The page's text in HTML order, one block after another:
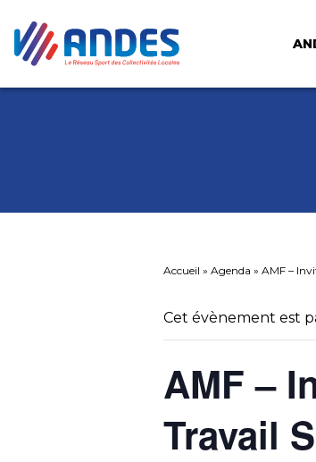
Accueil » Agenda » AMF –
Cet évènement est
AMF –
Travail